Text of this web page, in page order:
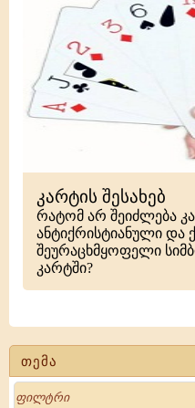
თემა
Search
კარტის შესახებ
რატომ არ შეიძლება
ანტიქრისტიანული და
შეურაცხმყოფელი
კარტში?